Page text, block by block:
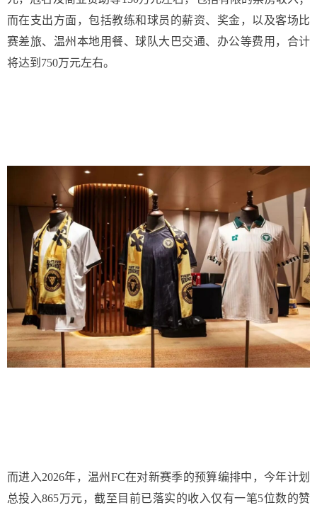
而在支出方面，包括教练和球员的薪资、奖金，以及客场比
赛差旅、温州本地用餐、球队大巴交通、办公等费用，合计
将达到750万元左右。
而进入2026年，温州FC在对新赛季的预算编排中，今年计划
总投入865万元，截至目前已落实的收入仅有一笔5位数的赞